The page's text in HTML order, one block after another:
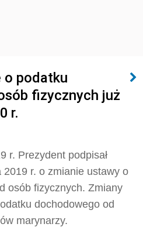
o podatku
fizycznych już
r.
r. Prezydent podpisał
r. o zmianie ustawy o
osób fizycznych. Zmiany
dochodowego od
marynarzy.